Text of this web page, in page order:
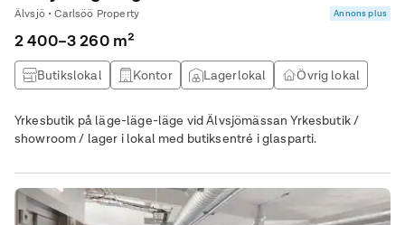
Älvsjö • Carlsöö Property Annons plus
2 400–3 260 m²
Butikslokal Kontor Lagerlokal Övrig lokal
Yrkesbutik på läge-läge-läge vid Älvsjömässan Yrkesbutik /
showroom / lager i lokal med butiksentré i glasparti.